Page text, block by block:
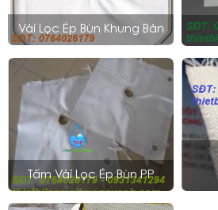
Vải Lọc Ép Bùn Khung Bản
Tấm Vải Lọc Ép Bùn PP